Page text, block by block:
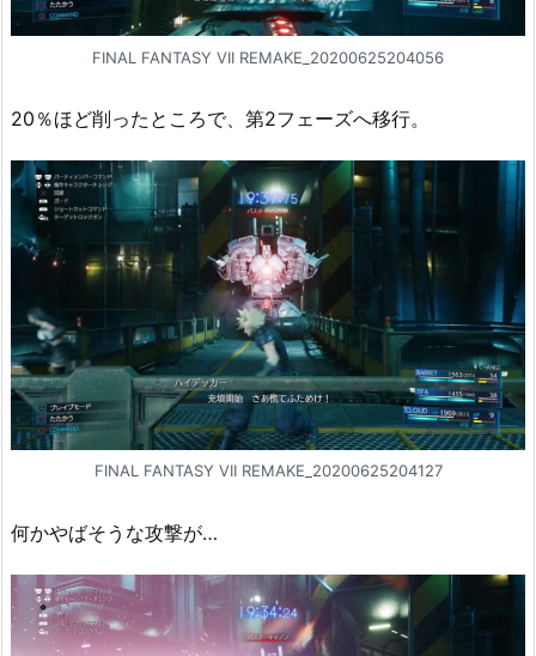
FINAL FANTASY VII REMAKE_20200625204056
20％ほど削ったところで、第2フェーズへ移行。
FINAL FANTASY VII REMAKE_20200625204127
何かやばそうな攻撃が…